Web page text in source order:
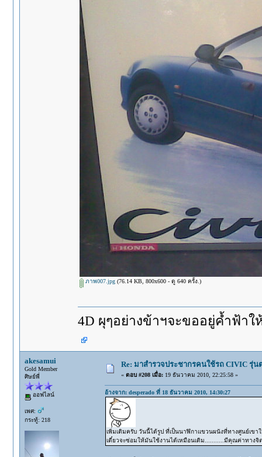
ภาพ007.jpg(76.14 KB, 800x600 - ดู 640 ครั้ง.)
4D ผุๆอย่างข้าฯจะขออยู่ค้ำฟ้าใ
akesamui
Gold Member
ศิษย์พี่
ออฟไลน์
เพศ:
กระทู้: 218
Re: มาสำรวจประชากรคนใช้รถ CIVIC รุ่น
« ตอบ #208 เมื่อ:19 ธันวาคม 2010, 22:25:58 »
อ้างจาก: desperado ที่ 18 ธันวาคม 2010, 14:30:27
เพิ่มเติมครับ วันนี้ได้รูป ที่เป็นนาฬิกาแขวนผนังที่ทางศูนย์เขา
เดี๋ยวจะซ่อมให้มันใช้งานได้เหมือนเดิม...........มีคุณค่าทางจิต